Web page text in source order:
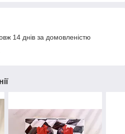
14 днів за домовленістю